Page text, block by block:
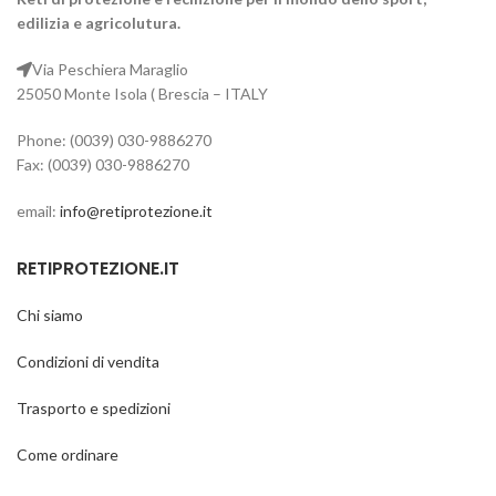
edilizia e agricolutura.
Via Peschiera Maraglio
25050 Monte Isola ( Brescia – ITALY
Phone: (0039) 030-9886270
Fax: (0039) 030-9886270
email: info@retiprotezione.it
RETIPROTEZIONE.IT
Chi siamo
Condizioni di vendita
Trasporto e spedizioni
Come ordinare